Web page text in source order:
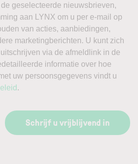
geselecteerde nieuwsbrieven,
aan LYNX om u per e-mail op
van acties, aanbiedingen,
marketingberichten. U kunt zich
via de afmeldlink in de
informatie over hoe
uw persoonsgegevens vindt u
.
Schrijf u vrijblijvend in